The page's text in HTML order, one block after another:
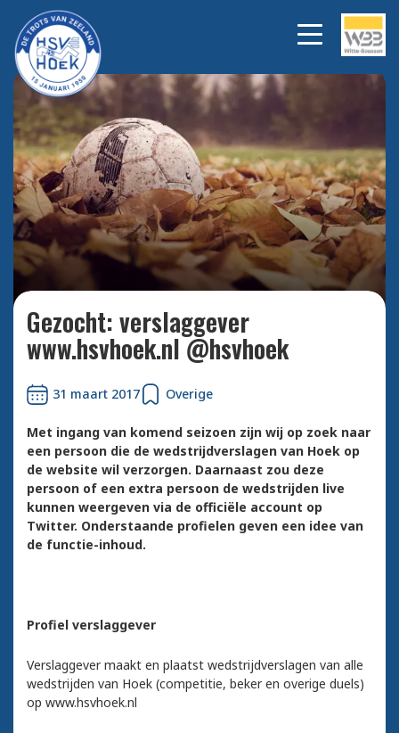
Bekijk alle foto's
Gezocht: verslaggever
www.hsvhoek.nl @hsvhoek
31 maart 2017 Overige
Met ingang van komend seizoen zijn wij op zoek naar
een persoon die de wedstrijdverslagen van Hoek op
de website wil verzorgen. Daarnaast zou deze
persoon of een extra persoon de wedstrijden live
kunnen weergeven via de officiële account op
Twitter. Onderstaande profielen geven een idee van
de functie-inhoud.
Profiel verslaggever
Verslaggever maakt en plaatst wedstrijdverslagen van alle
wedstrijden van Hoek (competitie, beker en overige duels)
op www.hsvhoek.nl